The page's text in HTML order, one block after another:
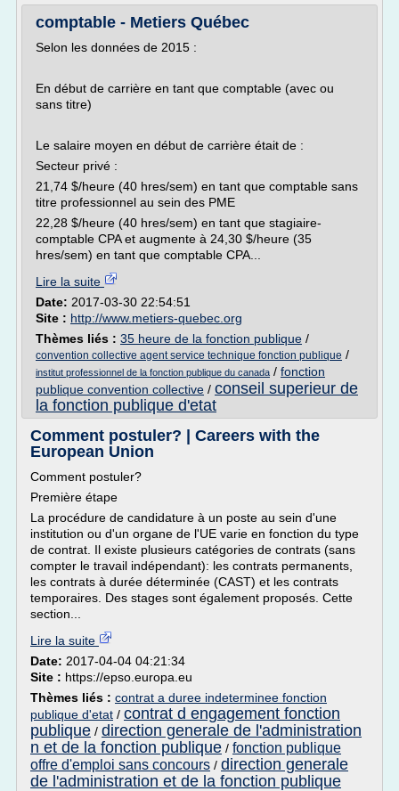
comptable - Metiers Québec
Selon les données de 2015 :
En début de carrière en tant que comptable (avec ou
sans titre)
Le salaire moyen en début de carrière était de :
Secteur privé :
21,74 $/heure (40 hres/sem) en tant que comptable sans
titre professionnel au sein des PME
22,28 $/heure (40 hres/sem) en tant que stagiaire-
comptable CPA et augmente à 24,30 $/heure (35
hres/sem) en tant que comptable CPA...
Lire la suite
Date: 2017-03-30 22:54:51
Site : http://www.metiers-quebec.org
Thèmes liés : 35 heure de la fonction publique /
convention collective agent service technique fonction publique /
institut professionnel de la fonction publique du canada / fonction
publique convention collective / conseil superieur de
la fonction publique d'etat
Comment postuler? | Careers with the
European Union
Comment postuler?
Première étape
La procédure de candidature à un poste au sein d'une
institution ou d'un organe de l'UE varie en fonction du type
de contrat. Il existe plusieurs catégories de contrats (sans
compter le travail indépendant): les contrats permanents,
les contrats à durée déterminée (CAST) et les contrats
temporaires. Des stages sont également proposés. Cette
section...
Lire la suite
Date: 2017-04-04 04:21:34
Site : https://epso.europa.eu
Thèmes liés : contrat a duree indeterminee fonction
publique d'etat / contrat d engagement fonction
publique / direction generale de l'administration
n et de la fonction publique / fonction publique
offre d'emploi sans concours / direction generale
de l'administration et de la fonction publique